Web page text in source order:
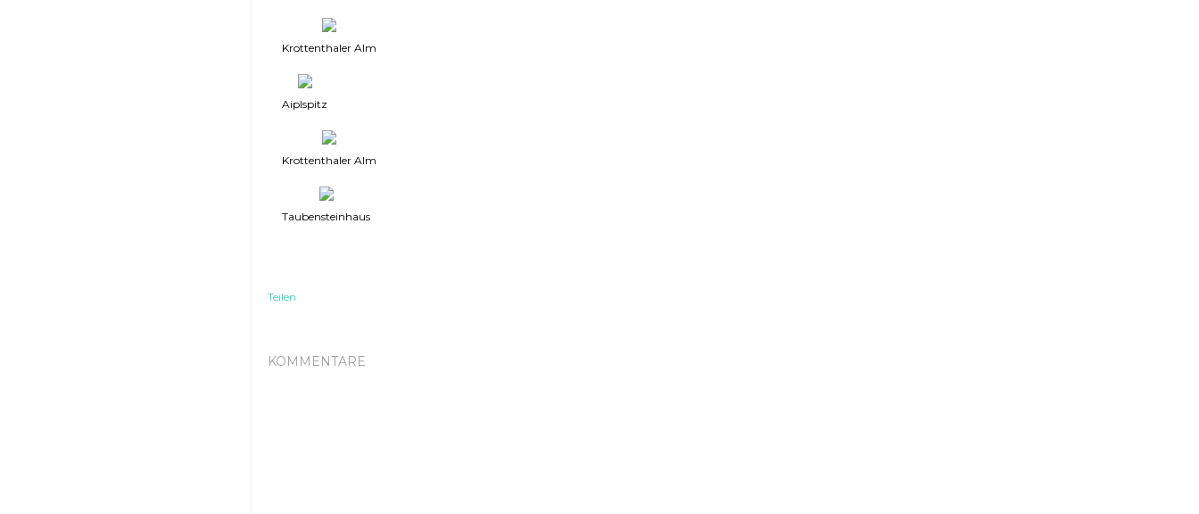
Krottenthaler Alm
Aiplspitz
Krottenthaler Alm
Taubensteinhaus
Teilen
KOMMENTARE